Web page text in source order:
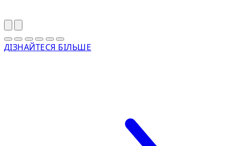
ДІЗНАЙТЕСЯ БІЛЬШЕ